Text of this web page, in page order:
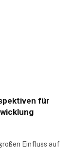
für
Einfluss auf